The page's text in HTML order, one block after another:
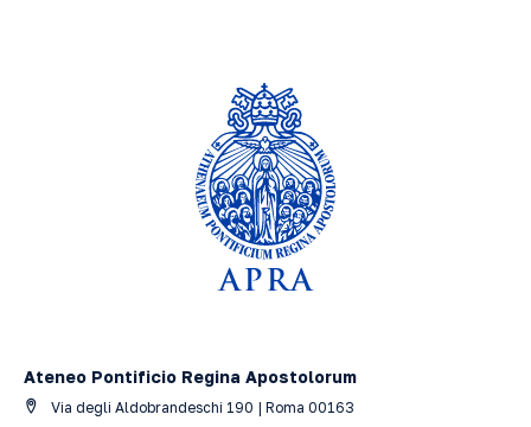
Ateneo Pontificio Regina Apostolorum
Via degli Aldobrandeschi 190 | Roma 00163